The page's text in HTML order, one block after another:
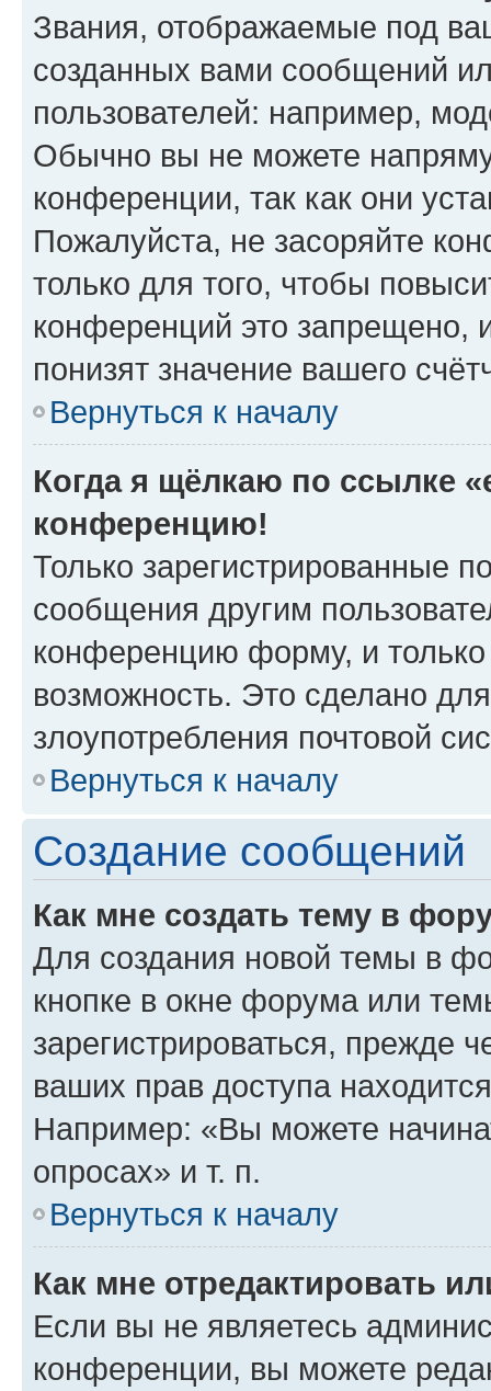
Звания, отображаемые под
созданных вами сообщений
пользователей: например,
Обычно вы не можете
конференции, так как они
Пожалуйста, не засоряйте
только для того, чтобы
конференций это запрещено,
понизят значение вашего
Вернуться к началу
Когда я щёлкаю по ссылке
конференцию!
Только зарегистрированные
сообщения другим
конференцию форму, и
возможность. Это сделано
злоупотребления почтовой
Вернуться к началу
Создание сообщений
Как мне создать тему в
Для создания новой темы в
кнопке в окне форума или
зарегистрироваться, прежде
ваших прав доступа
Например: «Вы можете
опросах» и т. п.
Вернуться к началу
Как мне отредактировать
Если вы не являетесь
конференции, вы можете